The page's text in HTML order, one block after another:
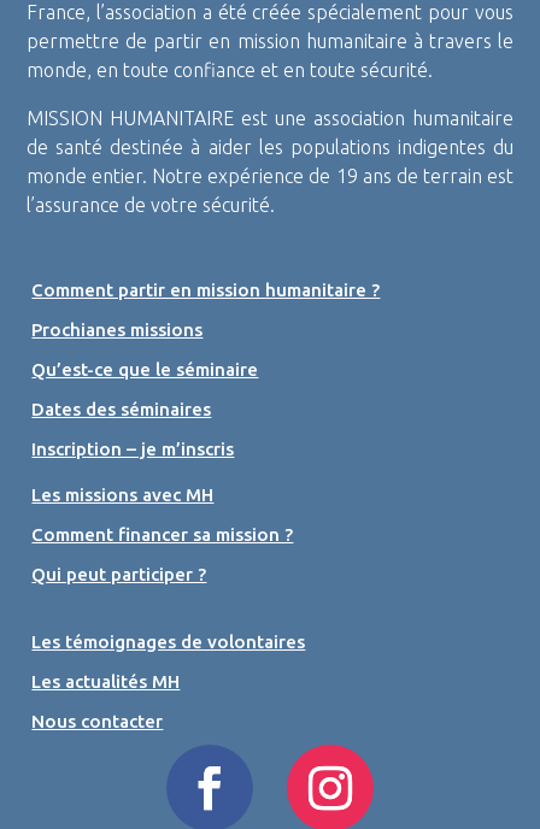
France, l’association a été créée spécialement pour vous
permettre de partir en mission humanitaire à travers le
monde, en toute confiance et en toute sécurité.
MISSION HUMANITAIRE est une association humanitaire
de santé destinée à aider les populations indigentes du
monde entier. Notre expérience de 19 ans de terrain est
l’assurance de votre sécurité.
Comment partir en mission humanitaire ?
Prochianes missions
Qu’est-ce que le séminaire
Dates des séminaires
Inscription – je m’inscris
Les missions avec MH
Comment financer sa mission ?
Qui peut participer ?
Les témoignages de volontaires
Les actualités MH
Nous contacter